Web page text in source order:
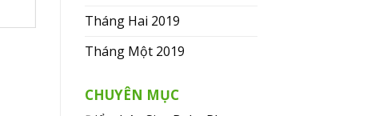
Tháng Hai 2019
Tháng Một 2019
CHUYÊN MỤC